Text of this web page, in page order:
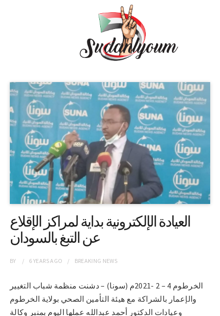
العيادة الإلكترونية بداية لمراكز الإقلاع
عن التبغ بالسودان
BY 6 YEARSAGO BREAKING NEWS
الخرطوم 4 – 2 -2021م (سونا) – دشنت منظمة شباب التغيير
والإعمار بالشراكة مع هيئة التأمين الصحي بولاية الخرطوم
وعيادات الدكتور أحمد عبدالله عملها اليوم بمنبر وكالة